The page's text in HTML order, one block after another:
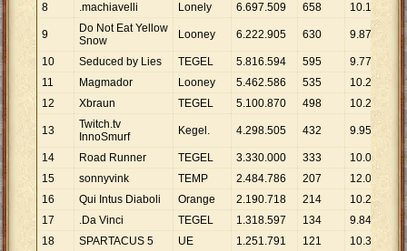
8 .machiavelli Lonely 6.697.509 658 10.179
9
Do Not Eat Yellow
Snow
Looney 6.222.905 630 9.878
10 Seduced by Lies TEGEL 5.816.594 595 9.776
11
Magmador Looney 5.462.586 535 10.210
12
Xbraun TEGEL 5.100.870 498 10.243
13
Twitch.tv
InnoSmurf
Kegel. 4.298.505 432 9.950
14 Road Runner TEGEL 3.330.000 333 10.000
15
sonnyvink TEMP 2.484.786 207 12.004
16
Qui Intus Diaboli Orange 2.190.718 214 10.237
17
.Da Vinci TEGEL 1.318.597 134 9.840
18
SPARTACUS 5 UE 1.251.791 121 10.345